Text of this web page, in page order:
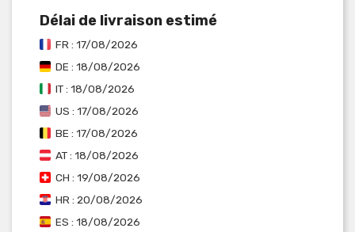
Délai de livraison estimé
FR : 17/08/2026
DE : 18/08/2026
IT : 18/08/2026
US : 17/08/2026
BE : 17/08/2026
AT : 18/08/2026
CH : 19/08/2026
HR : 20/08/2026
ES : 18/08/2026